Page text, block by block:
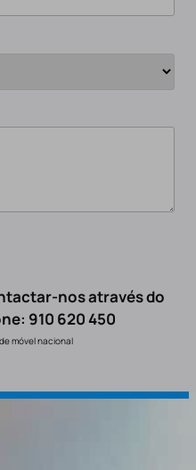
nos através do
910 620 450
móvel nacional